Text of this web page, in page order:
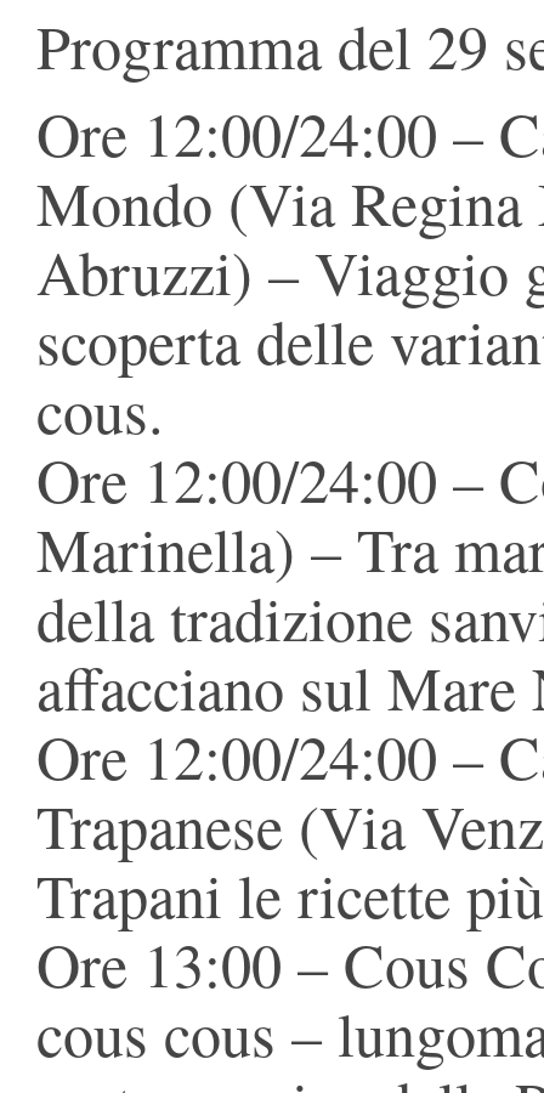
Programma del 29
Ore 12:00/24:00 –
Mondo (Via
Abruzzi) – Viaggio
scoperta delle
cous.
Ore 12:00/24:00 –
Marinella) – Tra
della tradizione
affacciano sul Mare
Ore 12:00/24:00 –
Trapanese (Via
Trapani le ricette
Ore 13:00 – Cous
cous cous –